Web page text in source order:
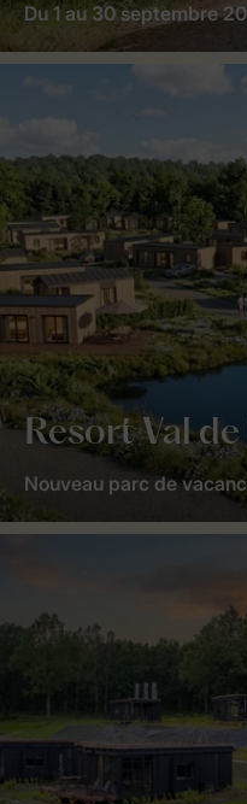
Du 1 au 30 septembre
Resort Val
Nouveau parc de